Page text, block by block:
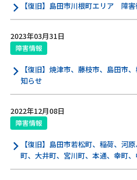
Webメ
おトクなプラン
会社案内
【復旧】島田市川根町エリア 障
2023年03月31日
障害情報
【復旧】焼津市、藤枝市、島田市
知らせ
2022年12月08日
障害情報
【復旧】島田市若松町、稲荷、河
町、大井町、宮川町、本通、幸町